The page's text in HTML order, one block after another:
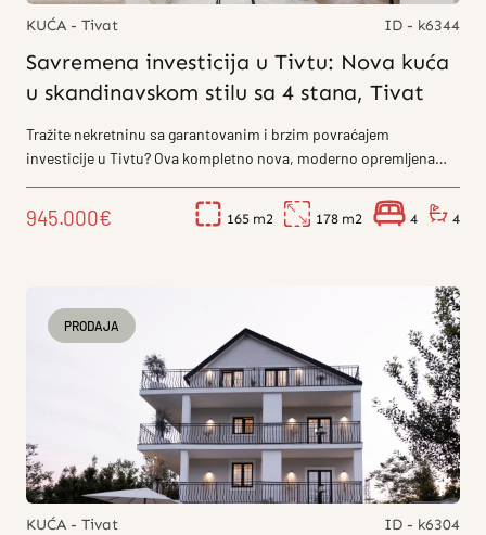
KUĆA - Tivat ID - k6344
Savremena investicija u Tivtu: Nova kuća
u skandinavskom stilu sa 4 stana, Tivat
Tražite nekretninu sa garantovanim i brzim povraćajem
investicije u Tivtu? Ova kompletno nova, moderno opremljena
945.000€ 165 178 4 4
PRODAJA
KUĆA - Tivat ID - k6304